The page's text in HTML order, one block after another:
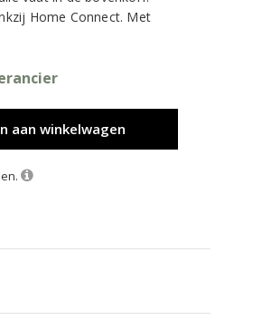
Home Connect. Met
aan winkelwagen